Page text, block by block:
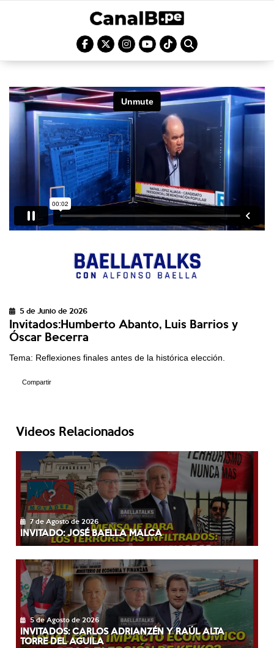
5 de Junio de 2026
Invitados:Humberto Abanto, Luis Barrios y
Óscar Becerra
Tema: Reflexiones finales antes de la histórica elección.
Compartir
Videos Relacionados
7 de Agosto de 2026
INVITADO: JOSÉ BAELLA MALCA
5 de Agosto de 2026
INVITADOS: CARLOS ADRIANZÉN Y RAÚL ALTA
TORRE DEL AGUILA